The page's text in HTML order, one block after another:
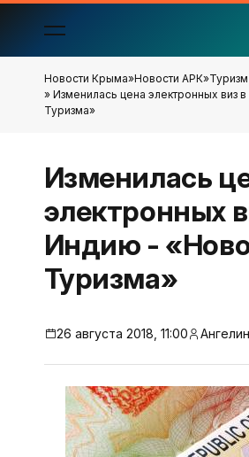
Новости Крыма»Новости АРК»
» Изменилась цена электронных виз
Туризма»
Изменилась
электронных
Индию -
Туризма»
26 августа 2018, 11:00